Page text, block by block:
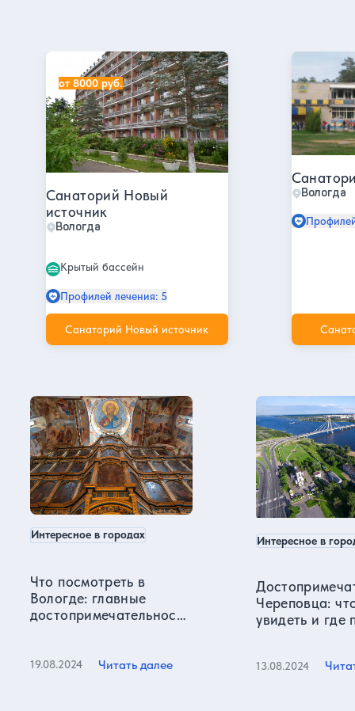
Санаторий Новый
источник
Вологда
Крытый бассейн
Профилей лечения: 5
Санаторий Новый источник
Санаторий Новый источник
от 8000 руб.
Вологда
Что посмотреть в
Вологде: главные
достопримечательности
Интересное в городах
19.08.2024 Читать далее
Череповца:
увидеть и где
Интересное в
13.08.2024